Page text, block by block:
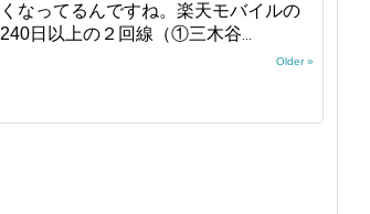
くなってるんですね。楽天モバイルの
240日以上の２回線（①三木谷
Older »